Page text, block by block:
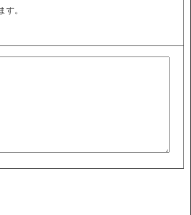
す。